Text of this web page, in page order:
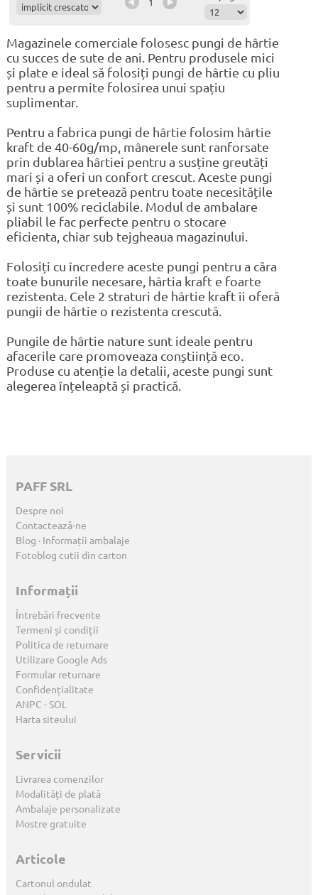
Magazinele comerciale folosesc pungi de hârtie
cu succes de sute de ani. Pentru produsele mici
și plate e ideal să folosiți pungi de hârtie cu pliu
pentru a permite folosirea unui spațiu
suplimentar.
Pentru a fabrica pungi de hârtie folosim hârtie
kraft de 40-60g/mp, mânerele sunt ranforsate
prin dublarea hârtiei pentru a susține greutăți
mari și a oferi un confort crescut. Aceste pungi
de hârtie se pretează pentru toate necesitățile
și sunt 100% reciclabile. Modul de ambalare
pliabil le fac perfecte pentru o stocare
eficienta, chiar sub tejgheaua magazinului.
Folosiți cu încredere aceste pungi pentru a căra
toate bunurile necesare, hârtia kraft e foarte
rezistenta. Cele 2 straturi de hârtie kraft îi oferă
pungii de hârtie o rezistenta crescută.
Pungile de hârtie nature sunt ideale pentru
afacerile care promoveaza conștiință eco.
Produse cu atenție la detalii, aceste pungi sunt
alegerea înțeleaptă și practică.
1
PAFF SRL
Despre noi
Contactează-ne
Blog · Informații ambalaje
Fotoblog cutii din carton
Informații
Întrebări frecvente
Termeni și condiții
Politica de returnare
Utilizare Google Ads
Formular returnare
Confidențialitate
ANPC -SOL
Harta siteului
Servicii
Livrarea comenzilor
Modalități de plată
Ambalaje personalizate
Mostre gratuite
Articole
Cartonul ondulat